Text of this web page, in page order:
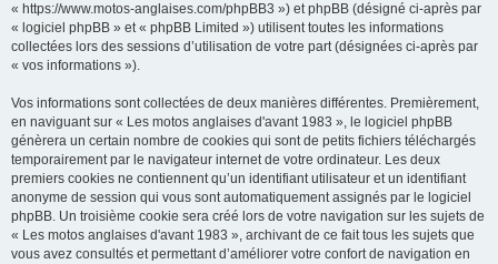
« https://www.motos-anglaises.com/phpBB3 ») et phpBB (désigné ci-après par
« logiciel phpBB » et « phpBB Limited ») utilisent toutes les informations
collectées lors des sessions d’utilisation de votre part (désignées ci-après par
« vos informations »).
Vos informations sont collectées de deux manières différentes. Premièrement,
en naviguant sur « Les motos anglaises d'avant 1983 », le logiciel phpBB
génèrera un certain nombre de cookies qui sont de petits fichiers téléchargés
temporairement par le navigateur internet de votre ordinateur. Les deux
premiers cookies ne contiennent qu’un identifiant utilisateur et un identifiant
anonyme de session qui vous sont automatiquement assignés par le logiciel
phpBB. Un troisième cookie sera créé lors de votre navigation sur les sujets de
« Les motos anglaises d'avant 1983 », archivant de ce fait tous les sujets que
vous avez consultés et permettant d’améliorer votre confort de navigation en